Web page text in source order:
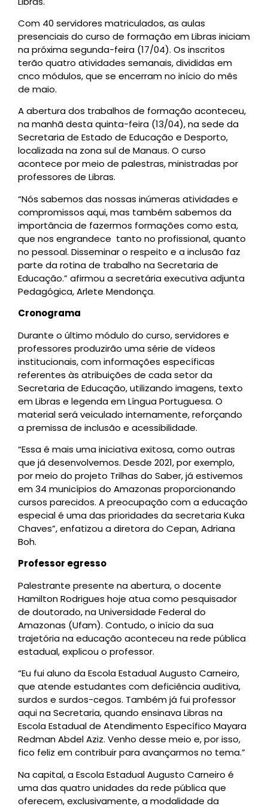
Com 40 servidores matriculados, as aulas
presenciais do curso de formação em Libras iniciam
na próxima segunda-feira (17/04). Os inscritos
terão quatro atividades semanais, divididas em
cnco módulos, que se encerram no início do mês
de maio.
A abertura dos trabalhos de formação aconteceu,
na manhã desta quinta-feira (13/04), na sede da
Secretaria de Estado de Educação e Desporto,
localizada na zona sul de Manaus. O curso
acontece por meio de palestras, ministradas por
professores de Libras.
“Nós sabemos das nossas inúmeras atividades e
compromissos aqui, mas também sabemos da
importância de fazermos formações como esta,
que nos engrandece tanto no profissional, quanto
no pessoal. Disseminar o respeito e a inclusão faz
parte da rotina de trabalho na Secretaria de
Educação.” afirmou a secretária executiva adjunta
Pedagógica, Arlete Mendonça.
Cronograma
Durante o último módulo do curso, servidores e
professores produzirão uma série de vídeos
institucionais, com informações específicas
referentes às atribuições de cada setor da
Secretaria de Educação, utilizando imagens, texto
em Libras e legenda em Língua Portuguesa. O
material será veiculado internamente, reforçando
a premissa de inclusão e acessibilidade.
“Essa é mais uma iniciativa exitosa, como outras
que já desenvolvemos. Desde 2021, por exemplo,
por meio do projeto Trilhas do Saber, já estivemos
em 34 municípios do Amazonas proporcionando
cursos parecidos. A preocupação com a educação
especial é uma das prioridades da secretaria Kuka
Chaves”, enfatizou a diretora do Cepan, Adriana
Boh.
Professor egresso
Palestrante presente na abertura, o docente
Hamilton Rodrigues hoje atua como pesquisador
de doutorado, na Universidade Federal do
Amazonas (Ufam). Contudo, o início da sua
trajetória na educação aconteceu na rede pública
estadual, explicou o professor.
“Eu fui aluno da Escola Estadual Augusto Carneiro,
que atende estudantes com deficiência auditiva,
surdos e surdos-cegos. Também já fui professor
aqui na Secretaria, quando ensinava Libras na
Escola Estadual de Atendimento Específico Mayara
Redman Abdel Aziz. Venho desse meio e, por isso,
fico feliz em contribuir para avançarmos no tema.”
Na capital, a Escola Estadual Augusto Carneiro é
uma das quatro unidades da rede pública que
oferecem, exclusivamente, a modalidade da